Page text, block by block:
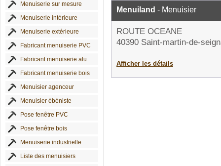
Menuiserie sur mesure
Menuiserie intérieure
Menuiserie extérieure
Fabricant menuiserie PVC
Fabricant menuiserie alu
Fabricant menuiserie bois
Menuisier agenceur
Menuisier ébéniste
Pose fenêtre PVC
Pose fenêtre bois
Menuiserie industrielle
Liste des menuisiers
Menuiland - Menuisier
ROUTE OCEANE
40390 Saint-martin-de-
Afficher les détails